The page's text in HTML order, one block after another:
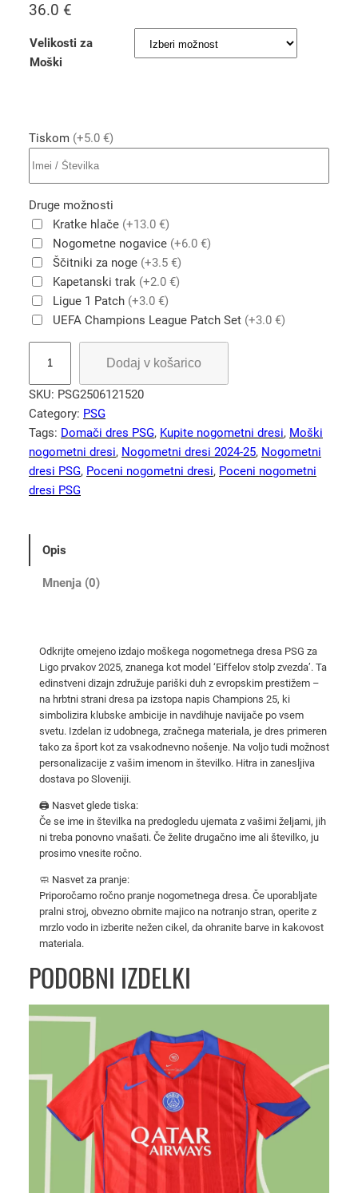
36.0 €
Velikosti za
Moški
Tiskom (+5.0 €)
Druge možnosti
Kratke hlače (+13.0 €)
Nogometne nogavice (+6.0 €)
Ščitniki za noge (+3.5 €)
Kapetanski trak (+2.0 €)
Ligue 1 Patch (+3.0 €)
UEFA Champions League Patch Set (+3.0 €)
s
e
b
n
i
m
k
o
v
i
Dodaj v košarico
SKU: PSG2506121520
Category: PSG
Tags: Domači dres PSG, Kupite nogometni dresi, Moški
nogometni dresi, Nogometni dresi 2024-25, Nogometni
dresi PSG, Poceni nogometni dresi, Poceni nogometni
dresi PSG
Opis
Mnenja (0)
Odkrijte omejeno izdajo moškega nogometnega dresa PSG za
Ligo prvakov 2025, znanega kot model ‘Eiffelov stolp zvezda’. Ta
edinstveni dizajn združuje pariški duh z evropskim prestižem –
na hrbtni strani dresa pa izstopa napis Champions 25, ki
simbolizira klubske ambicije in navdihuje navijače po vsem
svetu. Izdelan iz udobnega, zračnega materiala, je dres primeren
tako za šport kot za vsakodnevno nošenje. Na voljo tudi možnost
personalizacije z vašim imenom in številko. Hitra in zanesljiva
dostava po Sloveniji.
🖨️ Nasvet glede tiska:
Če se ime in številka na predogledu ujemata z vašimi željami, jih
ni treba ponovno vnašati. Če želite drugačno ime ali številko, ju
prosimo vnesite ročno.
🧼 Nasvet za pranje:
Priporočamo ročno pranje nogometnega dresa. Če uporabljate
pralni stroj, obvezno obrnite majico na notranjo stran, operite z
mrzlo vodo in izberite nežen cikel, da ohranite barve in kakovost
materiala.
PODOBNI IZDELKI